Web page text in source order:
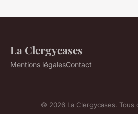
La Clergycases
Mentions légalesContact
© 2026 La Clergycases. Tous